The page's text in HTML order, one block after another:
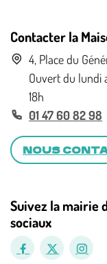
Contacter la
4, Place du
Ouvert du lundi
18h
01 47 60 82 98
NOUS
Suivez la mairie
sociaux